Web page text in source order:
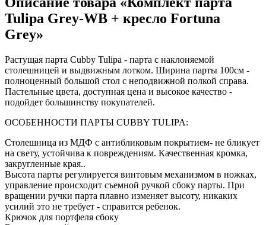
Tulipa Grey-WB + кресло Fortuna
Grey»
Растущая парта Cubby Tulipa - парта с наклоняемой
столешницей и выдвижным лотком. Ширина парты 100см -
полноценный большой стол с неподвижной полкой справа.
Пастельные цвета, доступная цена и высокое качество -
подойдет большинству покупателей.
ОСОБЕННОСТИ ПАРТЫ CUBBY TULIPA:
Столешница из МДФ с антибликовым покрытием- не бликует
на свету, устойчива к повреждениям. Качественная кромка,
закругленные края..
Высота парты регулируется винтовым механизмом в ножках,
управление происходит съемной ручкой сбоку парты. При
вращении ручки парта плавно изменяет высоту, никаких
усилий это не требует - справится ребенок.
Крючок для портфеля сбоку